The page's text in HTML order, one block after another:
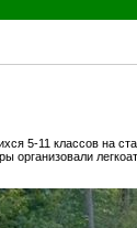
5-11 классов на
организовали